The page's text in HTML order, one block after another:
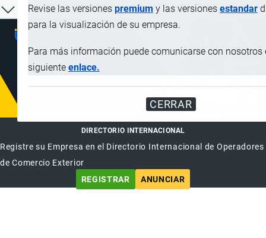
Revise las versiones premium y las versiones estandar
para la visualización de su empresa.
Para más información puede comunicarse con nosotros
siguiente enlace.
CERRAR
DIRECTORIO INTERNACIONAL
Registre su Empresa en el Directorio Internacional de Operadores
de Comercio Exterior
REGISTRAR
ANUNCIAR